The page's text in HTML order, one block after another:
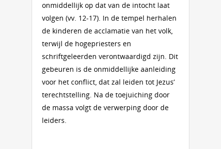
onmiddellijk op dat van de intocht laat
volgen (vv. 12-17). In de tempel herhalen
de kinderen de acclamatie van het volk,
terwijl de hogepriesters en
schriftgeleerden verontwaardigd zijn. Dit
gebeuren is de onmiddellijke aanleiding
voor het conflict, dat zal leiden tot Jezus’
terechtstelling. Na de toejuiching door
de massa volgt de verwerping door de
leiders.